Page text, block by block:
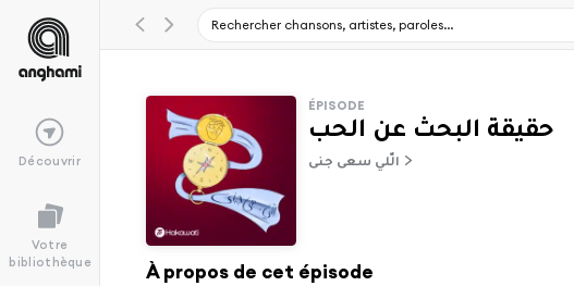
Découvrir
Votre
bibliothèque
ÉPISODE
حقيقة البحث عن الحب
الّلي سعى جنى
À propos de cet épisode